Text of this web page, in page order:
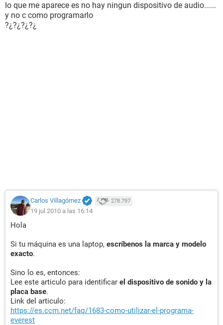
lo que me aparece es no hay ningun dispositivo de audio......
y no c como programarlo
?¿?¿?¿?¿
Carlos Villagómez 278.797
19 jul 2010 a las 16:14
Hola
Si tu máquina es una laptop, escríbenos la marca y modelo
exacto.
Sino lo es, entonces:
Lee este articulo para identificar el dispositivo de sonido y la
placa base.
Link del articulo:
https://es.ccm.net/faq/1683-como-utilizar-el-programa-
everest